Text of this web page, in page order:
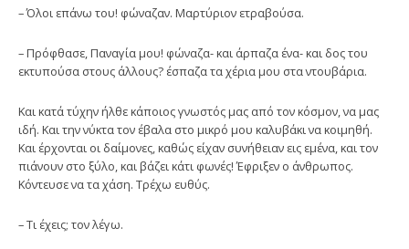
– Όλοι επάνω του! φώναζαν. Μαρτύριον ετραβούσα.
– Πρόφθασε, Παναγία μου! φώναζα- και άρπαζα ένα- και δος του
εκτυπούσα στους άλλους? έσπαζα τα χέρια μου στα ντουβάρια.
Και κατά τύχην ήλθε κάποιος γνωστός μας από τον κόσμον, να μας
ιδή. Και την νύκτα τον έβαλα στο μικρό μου καλυβάκι να κοιμηθή.
Και έρχονται οι δαίμονες, καθώς είχαν συνήθειαν εις εμένα, και τον
πιάνουν στο ξύλο, και βάζει κάτι φωνές! Έφριξεν ο άνθρωπος.
Κόντευσε να τα χάση. Τρέχω ευθύς.
– Τι έχεις; τον λέγω.